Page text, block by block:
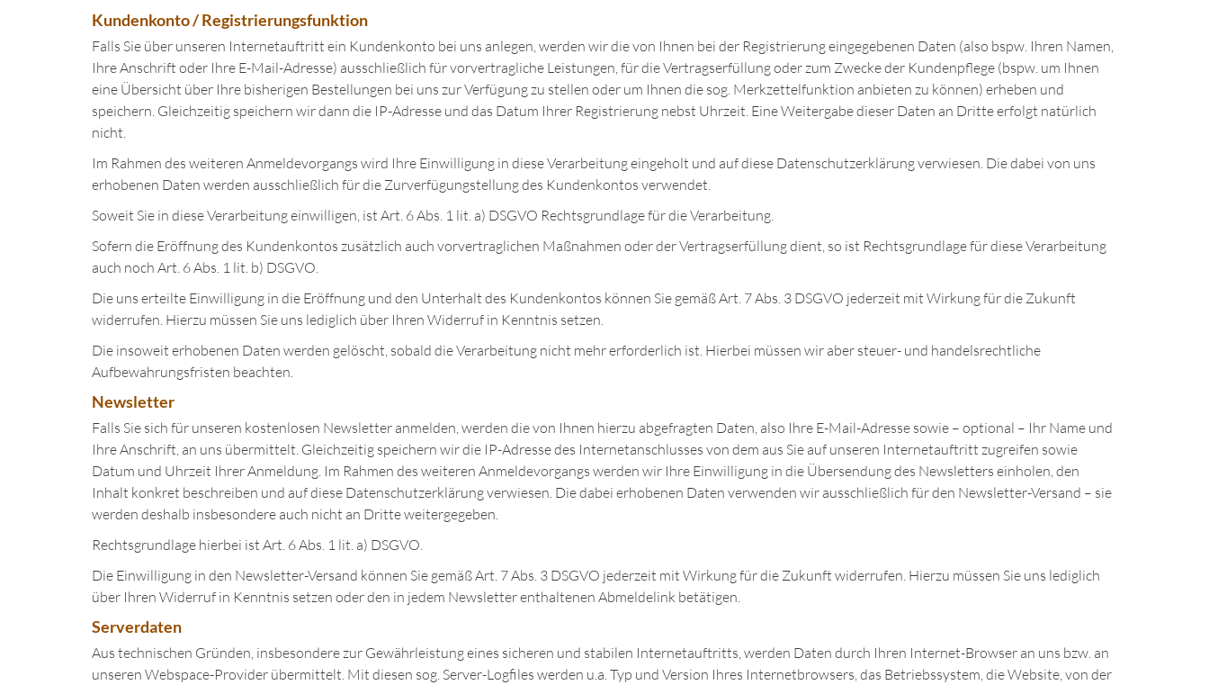
Kundenkonto / Registrierungsfunktion
Falls Sie über unseren Internetauftritt ein Kundenkonto bei uns anlegen, werden wir die von Ihnen bei der Registrierung eingegebenen Daten (also bspw. Ihren Namen,
Ihre Anschrift oder Ihre E-Mail-Adresse) ausschließlich für vorvertragliche Leistungen, für die Vertragserfüllung oder zum Zwecke der Kundenpflege (bspw. um Ihnen
eine Übersicht über Ihre bisherigen Bestellungen bei uns zur Verfügung zu stellen oder um Ihnen die sog. Merkzettelfunktion anbieten zu können) erheben und
speichern. Gleichzeitig speichern wir dann die IP-Adresse und das Datum Ihrer Registrierung nebst Uhrzeit. Eine Weitergabe dieser Daten an Dritte erfolgt natürlich
nicht.
Im Rahmen des weiteren Anmeldevorgangs wird Ihre Einwilligung in diese Verarbeitung eingeholt und auf diese Datenschutzerklärung verwiesen. Die dabei von uns
erhobenen Daten werden ausschließlich für die Zurverfügungstellung des Kundenkontos verwendet.
Soweit Sie in diese Verarbeitung einwilligen, ist Art. 6 Abs. 1 lit. a) DSGVO Rechtsgrundlage für die Verarbeitung.
Sofern die Eröffnung des Kundenkontos zusätzlich auch vorvertraglichen Maßnahmen oder der Vertragserfüllung dient, so ist Rechtsgrundlage für diese Verarbeitung
auch noch Art. 6 Abs. 1 lit. b) DSGVO.
Die uns erteilte Einwilligung in die Eröffnung und den Unterhalt des Kundenkontos können Sie gemäß Art. 7 Abs. 3 DSGVO jederzeit mit Wirkung für die Zukunft
widerrufen. Hierzu müssen Sie uns lediglich über Ihren Widerruf in Kenntnis setzen.
Die insoweit erhobenen Daten werden gelöscht, sobald die Verarbeitung nicht mehr erforderlich ist. Hierbei müssen wir aber steuer- und handelsrechtliche
Aufbewahrungsfristen beachten.
Newsletter
Falls Sie sich für unseren kostenlosen Newsletter anmelden, werden die von Ihnen hierzu abgefragten Daten, also Ihre E-Mail-Adresse sowie – optional – Ihr Name und
Ihre Anschrift, an uns übermittelt. Gleichzeitig speichern wir die IP-Adresse des Internetanschlusses von dem aus Sie auf unseren Internetauftritt zugreifen sowie
Datum und Uhrzeit Ihrer Anmeldung. Im Rahmen des weiteren Anmeldevorgangs werden wir Ihre Einwilligung in die Übersendung des Newsletters einholen, den
Inhalt konkret beschreiben und auf diese Datenschutzerklärung verwiesen. Die dabei erhobenen Daten verwenden wir ausschließlich für den Newsletter-Versand – sie
werden deshalb insbesondere auch nicht an Dritte weitergegeben.
Rechtsgrundlage hierbei ist Art. 6 Abs. 1 lit. a) DSGVO.
Die Einwilligung in den Newsletter-Versand können Sie gemäß Art. 7 Abs. 3 DSGVO jederzeit mit Wirkung für die Zukunft widerrufen. Hierzu müssen Sie uns lediglich
über Ihren Widerruf in Kenntnis setzen oder den in jedem Newsletter enthaltenen Abmeldelink betätigen.
Serverdaten
Aus technischen Gründen, insbesondere zur Gewährleistung eines sicheren und stabilen Internetauftritts, werden Daten durch Ihren Internet-Browser an uns bzw. an
unseren Webspace-Provider übermittelt. Mit diesen sog. Server-Logfiles werden u.a. Typ und Version Ihres Internetbrowsers, das Betriebssystem, die Website, von der